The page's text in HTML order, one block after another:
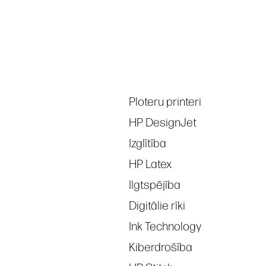
Ploteru printeri
HP DesignJet
Izglītība
HP Latex
Ilgtspējība
Digitālie rīki
Ink Technology
Kiberdrošība